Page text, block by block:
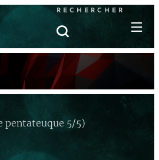
RECHERCHER
5/5)